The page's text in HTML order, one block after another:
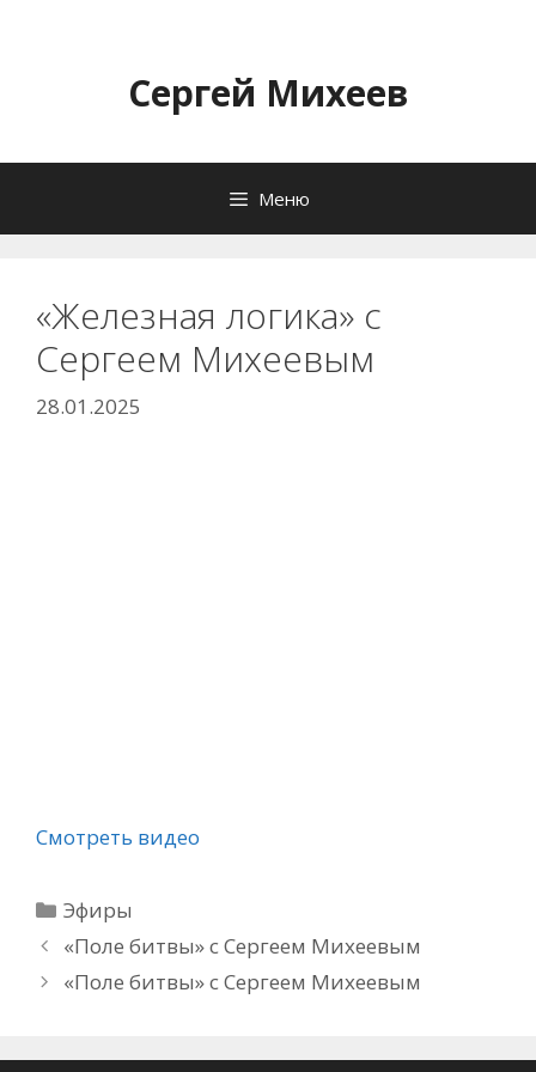
содержимомуСергей Михеев
Меню
«Железная логика» с
Сергеем Михеевым
28.01.2025
Смотреть видео
Рубрики
Эфиры
«Поле битвы» с Сергеем Михеевым
«Поле битвы» с Сергеем Михеевым